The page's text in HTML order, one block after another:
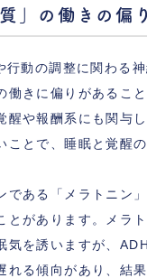
」の働きの偏り
行動の調整に関わる
働きに偏りがあるこ
醒や報酬系にも関与
ことで、睡眠と覚醒
である「メラトニン
とがあります。メラ
気を誘いますが、
れる傾向があり、結